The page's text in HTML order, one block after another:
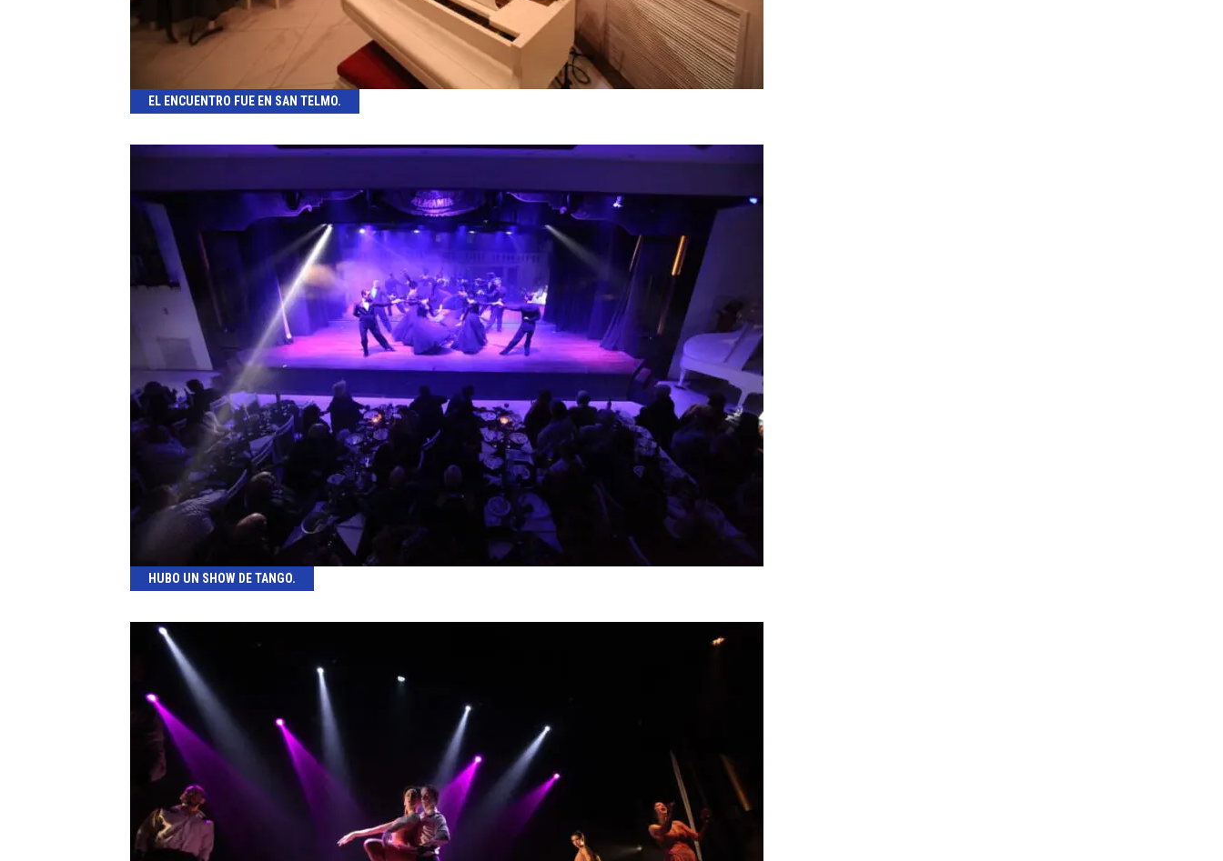
EL ENCUENTRO FUE EN SAN TELMO.
HUBO UN SHOW DE TANGO.